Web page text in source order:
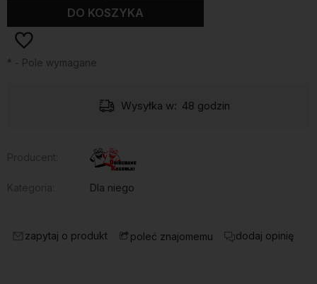
DO KOSZYKA
* - Pole wymagane
Wysyłka w: 48 godzin
Dla niego
zapytaj o produkt poleć znajomemu dodaj opinię